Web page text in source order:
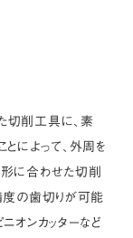
切削工具に、素
によって、外周を
に合わせた切削
度の歯切りが可能
オンカッターなど